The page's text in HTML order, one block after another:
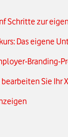
Schritte zur
Das eigene
Branding-
bearbeiten Sie Ihr
Sie Ihre